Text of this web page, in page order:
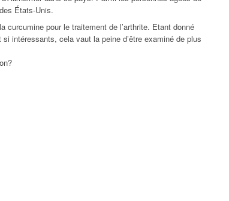
États-Unis.
curcumine pour le traitement de l’arthrite. Etant donné
intéressants, cela vaut la peine d’être examiné de plus